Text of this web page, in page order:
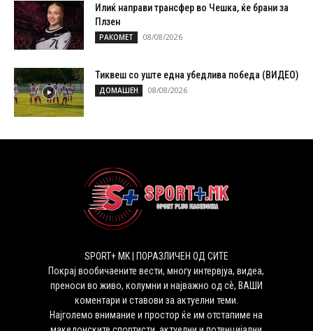
Илиќ направи трансфер во Чешка, ќе брани за
Плзен
РАКОМЕТ 08/08/2026
Тиквеш со уште една убедлива победа (ВИДЕО)
ДОМАШЕН 08/08/2026
SPORT+ MK | ПОРАЗЛИЧЕН ОД СИТЕ
Покрај вообичаените вести, многу интервјуа, видеа,
преноси во живо, колумни и најважно од сѐ, ВАШИ
коментари и ставови за актуелни теми.
Најголемо внимание и простор ќе им отстапиме на